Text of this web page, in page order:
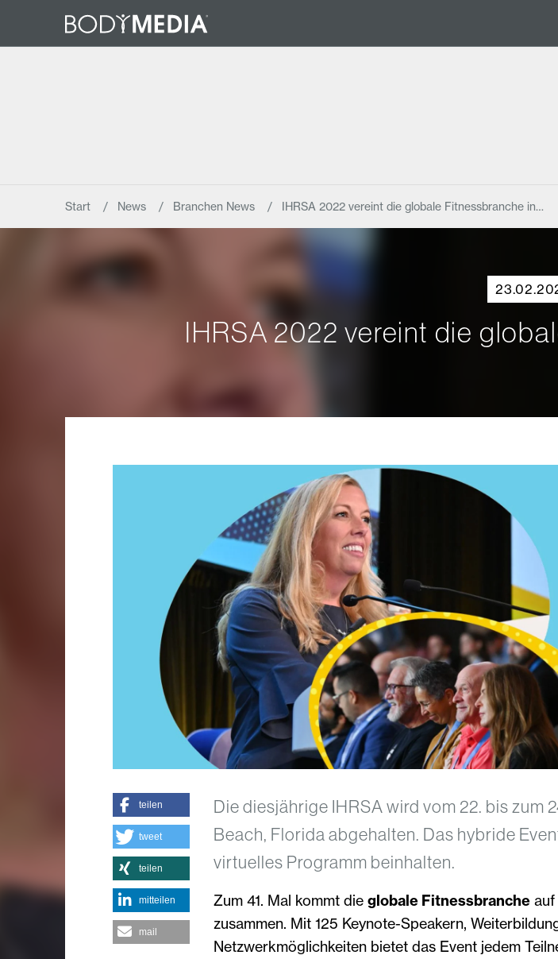
Start News Branchen News IHRSA 2022 vereint die globale Fitnessbranche in…
IHRSA 2022 vereint die
Die diesjährige IHRSA wird vom 22. bis zum
Beach, Florida abgehalten. Das hybride
virtuelles Programm beinhalten.
Zum 41. Mal kommt die globale Fitnessbrancheauf
zusammen. Mit 125 Keynote-Speakern,
Netzwerkmöglichkeiten bietet das Event jedem
teilen
tweet
teilen
mitteilen
mail